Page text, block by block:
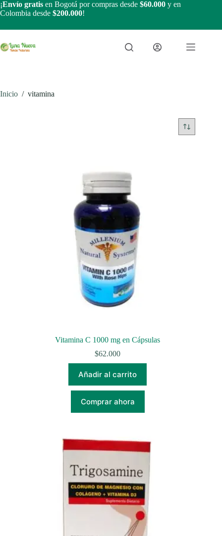
Saltar
al
¡Envío gratis en Bogotá por compras desde $60.000 y en
Colombia desde $200.000!
Inicio / vitamina
Vitamina C 1000 mg en Cápsulas
$62.000
Añadir al carrito
Comprar ahora